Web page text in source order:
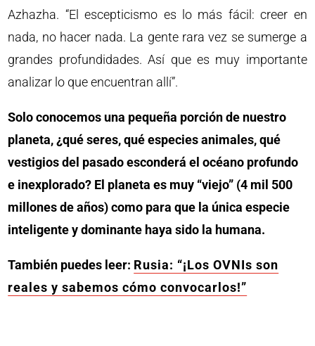
Azhazha. “El escepticismo es lo más fácil: creer en
nada, no hacer nada. La gente rara vez se sumerge a
grandes profundidades. Así que es muy importante
analizar lo que encuentran allí”.
Solo conocemos una pequeña porción de nuestro
planeta, ¿qué seres, qué especies animales, qué
vestigios del pasado esconderá el océano profundo
e inexplorado? El planeta es muy “viejo” (4 mil 500
millones de años) como para que la única especie
inteligente y dominante haya sido la humana.
También puedes leer: Rusia: “¡Los OVNIs son
reales y sabemos cómo convocarlos!”